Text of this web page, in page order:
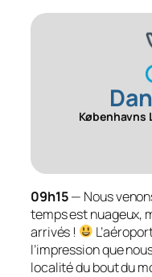
Københavns
09h15— Nous
temps est nuageux,
arrivés !
l’impression que
localité du bout du